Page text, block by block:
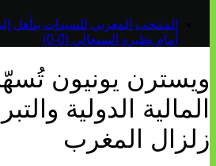
المنتخب المغربي للسيدات يتأهل
أمام نظيره السنغالي (0-0)
ويسترن يونيون
المالية الدولية
زلزال المغرب